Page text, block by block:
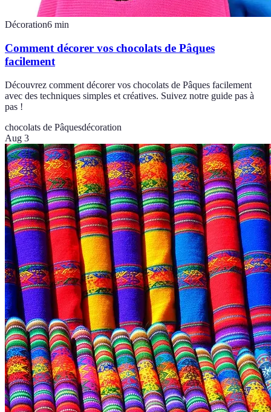
Décoration6 min
Comment décorer vos chocolats de Pâques
facilement
Découvrez comment décorer vos chocolats de Pâques facilement
avec des techniques simples et créatives. Suivez notre guide pas à
pas !
chocolats de Pâquesdécoration
Aug 3